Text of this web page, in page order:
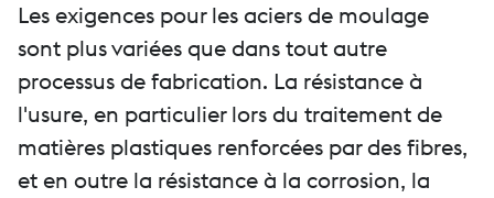
Les exigences pour les aciers de moulage
sont plus variées que dans tout autre
processus de fabrication. La résistance à
l'usure, en particulier lors du traitement de
matières plastiques renforcées par des fibres,
et en outre la résistance à la corrosion, la